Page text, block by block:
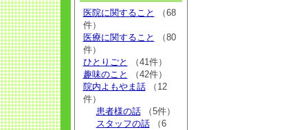
医院に関すること
（68
件）
医療に関すること
（80
件）
ひとりごと
（41件）
趣味のこと
（42件）
院内よもやま話（12
件）
患者様の話（5件）
スタッフの話（6